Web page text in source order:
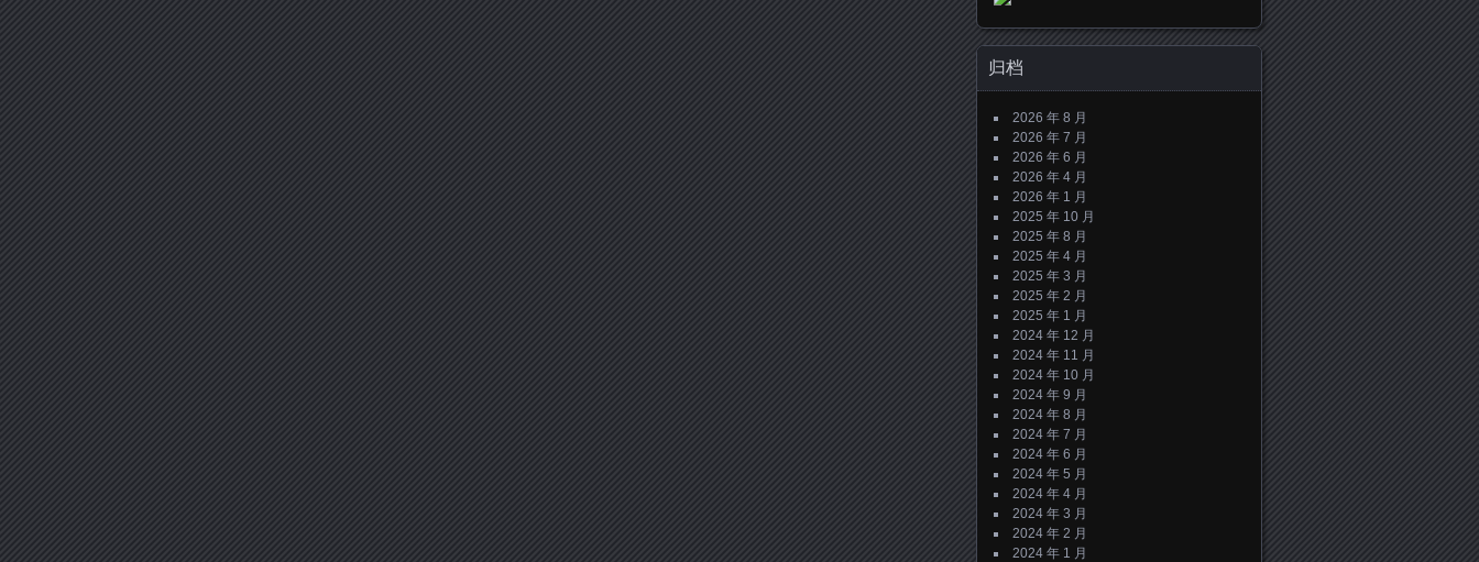
归档
2026 年 8 月
2026 年 7 月
2026 年 6 月
2026 年 4 月
2026 年 1 月
2025 年 10 月
2025 年 8 月
2025 年 4 月
2025 年 3 月
2025 年 2 月
2025 年 1 月
2024 年 12 月
2024 年 11 月
2024 年 10 月
2024 年 9 月
2024 年 8 月
2024 年 7 月
2024 年 6 月
2024 年 5 月
2024 年 4 月
2024 年 3 月
2024 年 2 月
2024 年 1 月